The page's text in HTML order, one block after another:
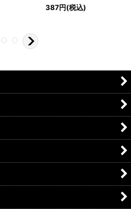
387円(税込)